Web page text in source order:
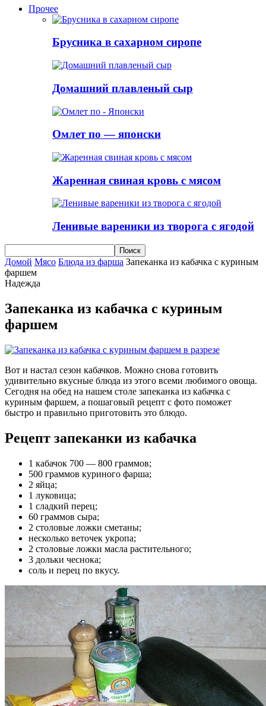
Прочее
Брусника в сахарном сиропе
Домашний плавленый сыр
Омлет по — японски
Жаренная свиная кровь с мясом
Ленивые вареники из творога с ягодой
Домой Мясо Блюда из фарша Запеканка из кабачка с куриным
фаршем
Надежда
Запеканка из кабачка с куриным
фаршем
Вот и настал сезон кабачков. Можно снова готовить
удивительно вкусные блюда из этого всеми любимого овоща.
Сегодня на обед на нашем столе запеканка из кабачка с
куриным фаршем, а пошаговый рецепт с фото поможет
быстро и правильно приготовить это блюдо.
Рецепт запеканки из кабачка
1 кабачок 700 — 800 граммов;
500 граммов куриного фарша;
2 яйца;
1 луковица;
1 сладкий перец;
60 граммов сыра;
2 столовые ложки сметаны;
несколько веточек укропа;
2 столовые ложки масла растительного;
3 дольки чеснока;
соль и перец по вкусу.